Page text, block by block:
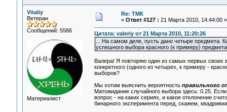
Vitaliy
Ветеран
Сообщений: 5586
Материалист
Re: ТМК
« Ответ #127 : 21 Марта 2010, 14:44:00 »
Цитата: valeriy от 21 Марта 2010, 11:20:26
... На самом деле, пусть дано четыре предмета.
успешного выбора красного (к примеру)
Валера! Я повторяю один из самых первых своих
конкретного (одного из четырех, к примеру -
выборов?
Мы хотим выяснить вероятность правильного
Матожидание случайного выбора здесь: 0.25.
вопрос - на каких сериях, и какое отклонение
бинарного эксперимента перед, скажем,